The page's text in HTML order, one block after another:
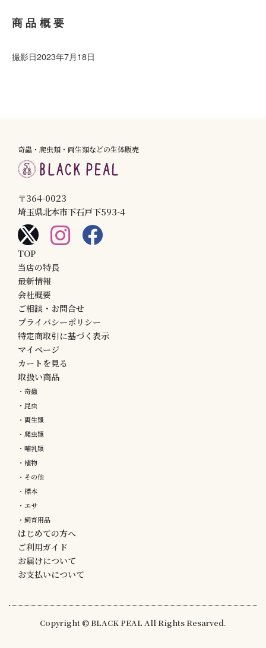
商品概要
撮影日2023年7月18日
奇蟲・爬虫類・両生類などの生体販売
〒364-0023
埼玉県北本市下石戸下593-4
TOP
当店の特長
最新情報
会社概要
ご相談・お問合せ
プライバシーポリシー
特定商取引に基づく表示
マイページ
カートを見る
取扱い商品
・奇蟲
・昆虫
・両生類
・爬虫類
・哺乳類
・植物
・その他
・標本
・エサ
・飼育用品
はじめての方へ
ご利用ガイド
お届けについて
お支払いについて
Copyright © BLACK PEAL All Rights Resarved.